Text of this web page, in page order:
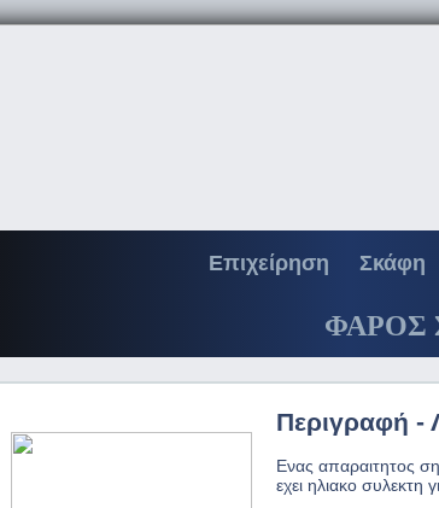
Επιχείρηση Σκάφη
ΦΑΡΟΣ
Περιγραφή -
Ενας απαραιτητος
εχει ηλιακο συλεκτη